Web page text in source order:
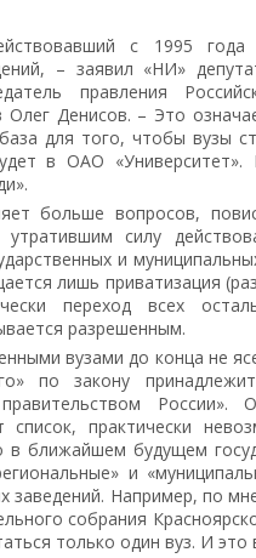
с 1995 года
– заявил «НИ»
правления
Олег Денисов. – Это
для того, чтобы вузы
в ОАО
больше вопросов,
утратившим силу
и
лишь приватизация
переход всех
разрешенным.
вузами до конца не
по закону
России».
список, практически
в ближайшем будущем
и
заведений. Например, по
собрания
только один вуз. И это